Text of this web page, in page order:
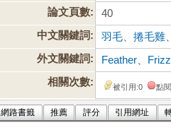
論文頁數:
40
中文關鍵詞:
羽毛 、捲毛雞
外文關鍵詞:
Feather
相關次數:
被引用:0 點
網路書籤 推薦 評分 引用網址